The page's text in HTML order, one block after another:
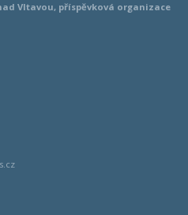
Vltavou, příspěvková organizace